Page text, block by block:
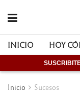
INICIO HOY
Inicio Sucesos